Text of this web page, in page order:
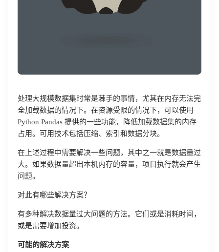
处理大规模数据集时常是棘手的事情，尤其在内存无法完
全加载数据的情况下。在资源受限的情况下，可以使用
Python Pandas 提供的一些功能，降低加载数据集的内存
占用。可用技术包括压缩、索引和数据分块。
在上述过程中需要解决一些问题，其中之一就是数据量过
大。如果数据量超出本机内存的容量，项目执行就会产生
问题。
对此有哪些解决方案？
有多种解决数据量过大问题的方法。它们或是消耗时间，
或是需要增加投资。
可能的解决方案